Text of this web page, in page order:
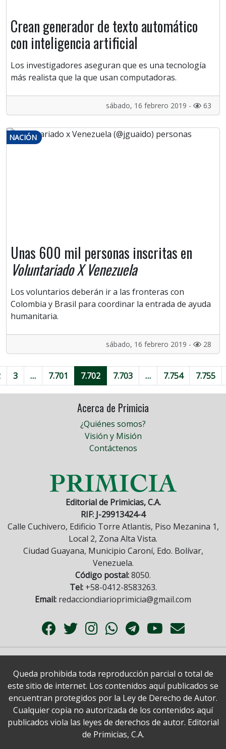
Crean generador de texto automático
con inteligencia artificial
Los investigadores aseguran que es una tecnología
más realista que la que usan computadoras.
sábado, 16 febrero 2019 - 63
NACIÓN
Unas 600 mil personas inscritas en
Voluntariado X Venezuela
Los voluntarios deberán ir a las fronteras con
Colombia y Brasil para coordinar la entrada de ayuda
humanitaria.
sábado, 16 febrero 2019 - 28
3 … 7.701 7.702 7.703 … 7.754 7.755
Acerca de Primicia
¿Quiénes somos?
Visión y Misión
Contáctenos
Editorial de Primicias, C.A.
RIF: J-29913424-4
Calle Cuchivero, Edificio Torre Atlantis, Piso Mezanina 1,
Local 2, Zona Alta Vista.
Ciudad Guayana, Municipio Caroní, Edo. Bolívar,
Venezuela.
Código postal:8050.
Tel:+58-0412-8583263.
Email: redacciondiarioprimicia@gmail.com
Queda prohibida toda reproducción parcial o total de
este sitio de internet. Los contenidos aquí publicados se
encuentran protegidos por la Ley de Derecho de Autor.
Cualquier copia no autorizada de los contenidos aquí
publicados viola las leyes de derechos de autor. Editorial
de Primicias, C.A.